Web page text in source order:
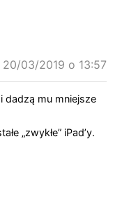
20/03/2019 o 13:57
dadzą mu mniejsze
„zwykłe” iPad’y.